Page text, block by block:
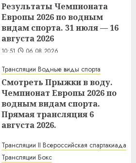
Результаты Чемпионата
Европы 2026 по водным
видам спорта. 31 июля — 16
августа 2026
10:51 06.08.2026
Трансляции Водные виды спорта
Смотреть Прыжки в воду.
Чемпионат Европы 2026 по
водным видам спорта.
Прямая трансляция 6
августа 2026.
Трансляции II Всероссийская спартакиада
Трансляции Бокс